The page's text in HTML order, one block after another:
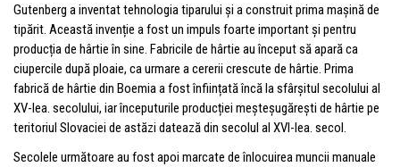
Gutenberg a inventat tehnologia tiparului și a construit prima mașină de
tipărit. Această invenție a fost un impuls foarte important și pentru
producția de hârtie în sine. Fabricile de hârtie au început să apară ca
ciupercile după ploaie, ca urmare a cererii crescute de hârtie. Prima
fabrică de hârtie din Boemia a fost înființată încă la sfârșitul secolului al
XV-lea. secolului, iar începuturile producției meșteșugărești de hârtie pe
teritoriul Slovaciei de astăzi datează din secolul al XVI-lea. secol.
Secolele următoare au fost apoi marcate de înlocuirea muncii manuale